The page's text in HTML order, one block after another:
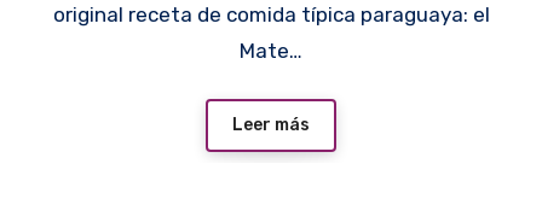
original receta de comida típica paraguaya: el
Mate…
Leer más